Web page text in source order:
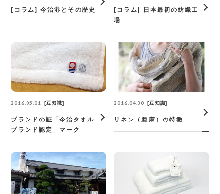
[コラム] 今治港とその歴史
[コラム] 日本最初の紡織工
場
2016.05.01 豆知識
ブランドの証「今治タオル
ブランド認定」マーク
2016.04.30 豆知識
リネン（亜麻）の特徴